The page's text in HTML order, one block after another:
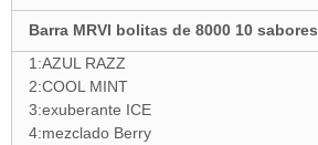
Barra MRVI bolitas de 8000 10 sabores
1:AZUL RAZZ
2:COOL MINT
3:exuberante ICE
4:mezclado Berry